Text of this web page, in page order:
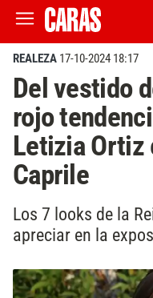
REALEZA 17-10-2024 18:17
Del vestido
rojo
Letizia Ortiz
Caprile
Los 7 looks de la
apreciar en la